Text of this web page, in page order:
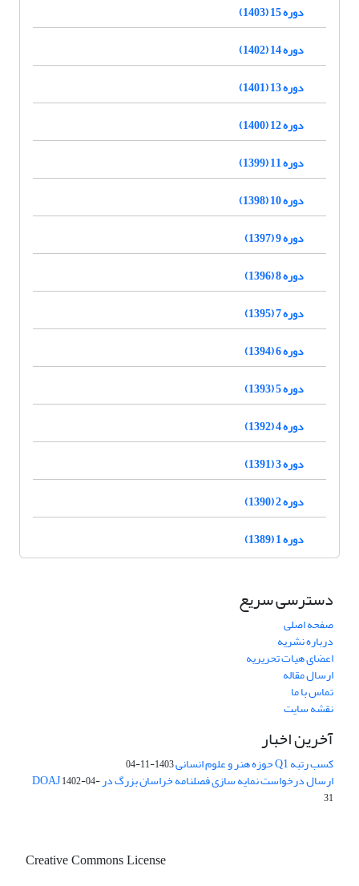
دوره 15 (1403)
دوره 14 (1402)
دوره 13 (1401)
دوره 12 (1400)
دوره 11 (1399)
دوره 10 (1398)
دوره 9 (1397)
دوره 8 (1396)
دوره 7 (1395)
دوره 6 (1394)
دوره 5 (1393)
دوره 4 (1392)
دوره 3 (1391)
دوره 2 (1390)
دوره 1 (1389)
دسترسی سریع
صفحه اصلی
درباره نشریه
اعضای هیات تحریریه
ارسال مقاله
تماس با ما
نقشه سایت
آخرین اخبار
کسب رتبه Q1 حوزه هنر و علوم انسانی 1403-11-04
ارسال درخواست نمایه سازی فصلنامه خراسان بزرگ در DOAJ1402-04-
31
Creative Commons License